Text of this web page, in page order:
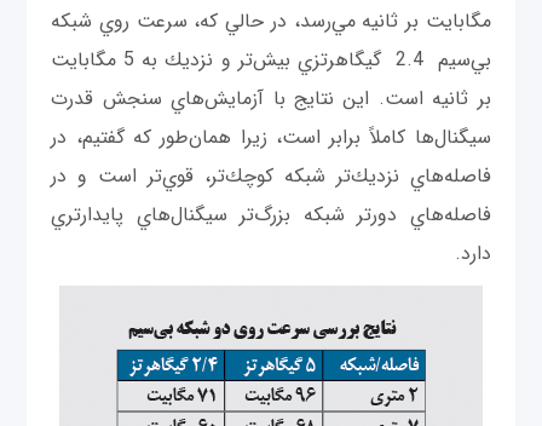
مگابايت بر ثانیه مي‌رسد، در حالي كه، سرعت روي شبكه
بي‌سيم 2.4 گيگاهرتزي بيش‌تر و نزديك به 5 مگابايت
بر ثانیه است. اين نتايج با آزمايش‌هاي سنجش قدرت
سيگنال‌ها كاملاً برابر است، زیرا همان‌طور که گفتيم، در
فاصله‌هاي نزديك‌تر شبكه كوچك‌تر، قوي‌تر است و در
فاصله‌هاي دورتر شبكه بزرگ‌تر سيگنال‌هاي پايدارتري
دارد.